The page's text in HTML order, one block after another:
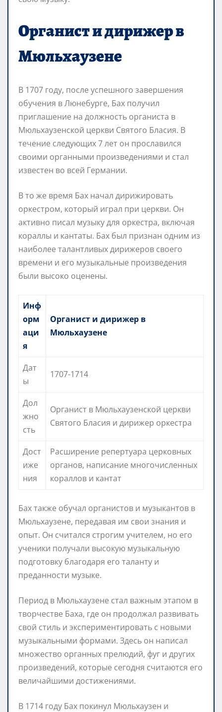
Органист и дирижер в
Мюльхаузене
В 1707 году, после успешного завершения
обучения в Люнебурге, Бах получил
приглашение на должность органиста в
Мюльхаузенской церкви Святого Бласия. В
течение следующих 7 лет он прославился
своими органными произведениями и стал
известен во всей Германии.
В то же время Бах начал дирижировать
оркестром, который играл при церкви. Он
активно писал музыку для оркестра, включая
кораллы и кантаты. Бах был признан одним из
наиболее талантливых дирижеров своего
времени и его музыкальные произведения
были высоко оценены.
Инф
орм
аци
я
Органист и дирижер в
Мюльхаузене
Дат
ы
1707-1714
Дол
жно
сть
Органист в Мюльхаузенской церкви
Святого Бласия и дирижер оркестра
Дост
иже
ния
Расширение репертуара церковных
органов, написание многочисленных
кораллов и кантат
Бах также обучал органистов и музыкантов в
Мюльхаузене, передавая им свои знания и
опыт. Он считался строгим учителем, но его
ученики получали высокую музыкальную
подготовку благодаря его таланту и
преданности музыке.
Период в Мюльхаузене стал важным этапом в
творчестве Баха, где он продолжал развивать
свой стиль и экспериментировать с новыми
музыкальными формами. Здесь он написал
множество органных прелюдий, фуг и других
произведений, которые сегодня считаются его
величайшими достижениями.
В 1714 году Бах покинул Мюльхаузен и